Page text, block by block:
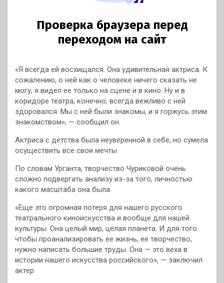
«Я всегда ей восхищался. Она удивительная актриса. К
сожалению, о ней как о человеке ничего сказать не
могу, я видел ее только на сцене и в кино. Ну и в
коридоре театра, конечно, всегда вежливо с ней
здоровался. Мы с ней были знакомы, и я горжусь этим
знакомством», — сообщил он.
Актриса с детства была неуверенной в себе, но сумела
осуществить все свои мечты
По словам Урганта, творчество Чуриковой очень
сложно подвергать анализу из-за того, личностью
какого масштаба она была.
«Еще это огромная потеря для нашего русского
театрального киноискусства и вообще для нашей
культуры. Она целый мир, целая планета. И для того
чтобы проанализировать ее жизнь, ее творчество,
нужно написать большие труды. Она — это веха в
истории нашего искусства российского», — заключил
актер.